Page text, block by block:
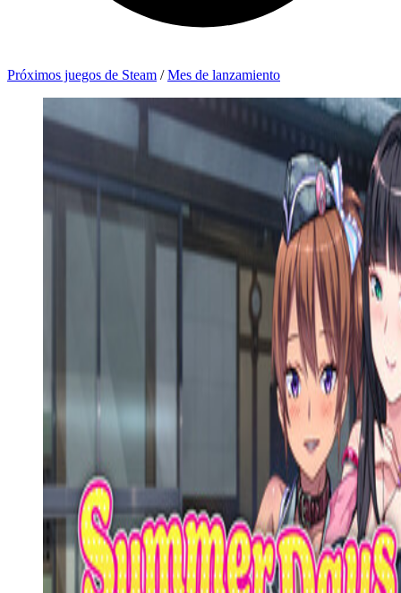
Próximos juegos de Steam / Mes de lanzamiento